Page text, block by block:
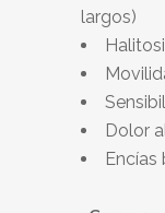
largos)
Dolor
Encías